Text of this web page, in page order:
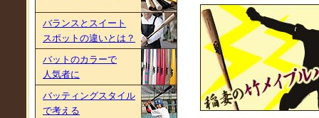
バランスとスイート
スポットの違いとは？
バットのカラーで
人気者に
バッティングスタイル
で考える